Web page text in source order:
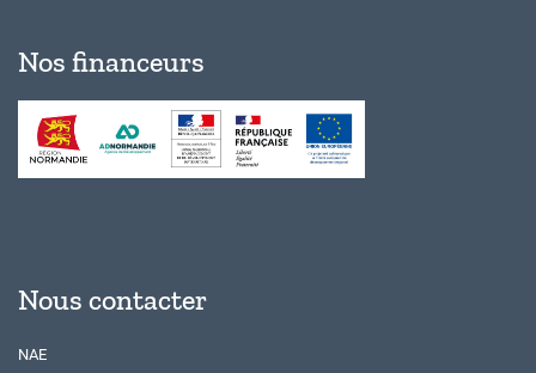
Nos financeurs
Nous contacter
NAE